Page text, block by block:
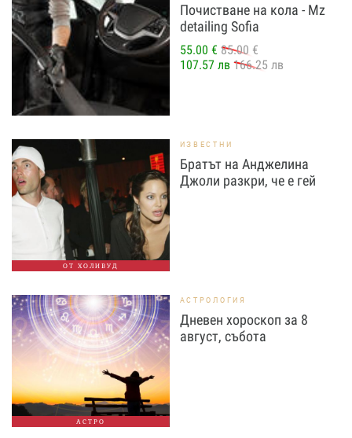
Почистване на кола - Mz
detailing Sofia
55.00 € 85.00 €
107.57 лв 166.25 лв
ОТ ХОЛИВУД
ИЗВЕСТНИ
Братът на Анджелина
Джоли разкри, че е гей
АСТРО
АСТРОЛОГИЯ
Дневен хороскоп за 8
август, събота